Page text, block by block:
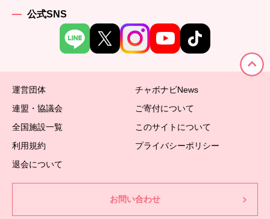
公式SNS
運営団体
チャボナビNews
連盟・協議会
ご寄付について
全国施設一覧
このサイトについて
利用規約
プライバシーポリシー
退会について
お問い合わせ